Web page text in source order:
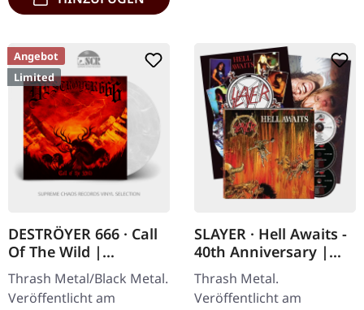
Angebot
Limited
DESTRÖYER 666 · Call
Of The Wild |
CLEAR/WHITE LP
Thrash Metal/Black Metal.
Veröffentlicht am
SLAYER · Hell Awaits -
40th Anniversary |
3CD EARBOOK
Thrash Metal.
Veröffentlicht am